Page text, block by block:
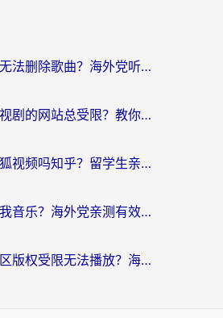
酷狗权限受限无法删除歌曲？海外党听国内音乐的终极解决方案来了
海外看国内电视剧的网站总受限？教你选对回国加速器，轻松追热剧
海外可以看搜狐视频吗知乎？留学生亲测有效的回国加速器选择指南
国外怎么用酷我音乐？海外党亲测有效的回国加速方案，附千千音乐中文歌收听指南
爱奇艺当前地区版权受限无法播放？海外党追剧看电影的终极解决方案来了